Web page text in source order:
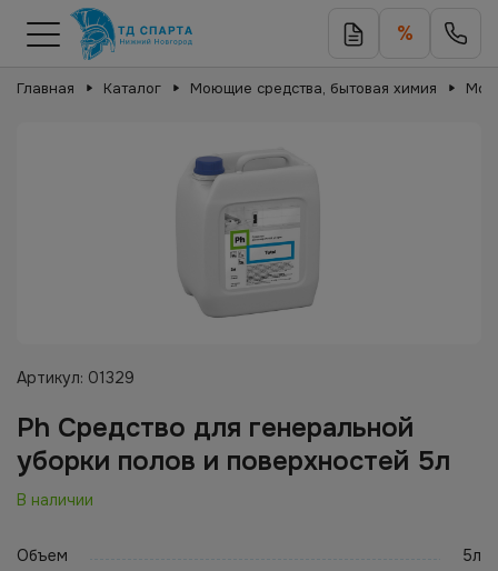
%
Главная Каталог Моющие средства, бытовая химия
Артикул: 01329
Ph Средство для генеральной
уборки полов и поверхностей 5л
В наличии
Объем
5л